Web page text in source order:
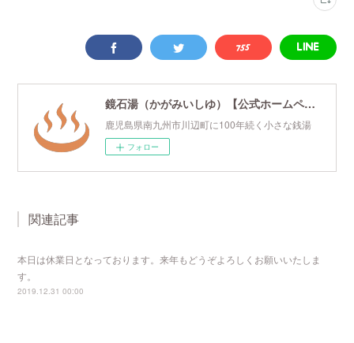
鏡石湯（かがみいしゆ）【公式ホームページ】
鹿児島県南九州市川辺町に100年続く小さな銭湯
フォロー
関連記事
本日は休業日となっております。来年もどうぞよろしくお願いいたしま
す。
2019.12.31 00:00